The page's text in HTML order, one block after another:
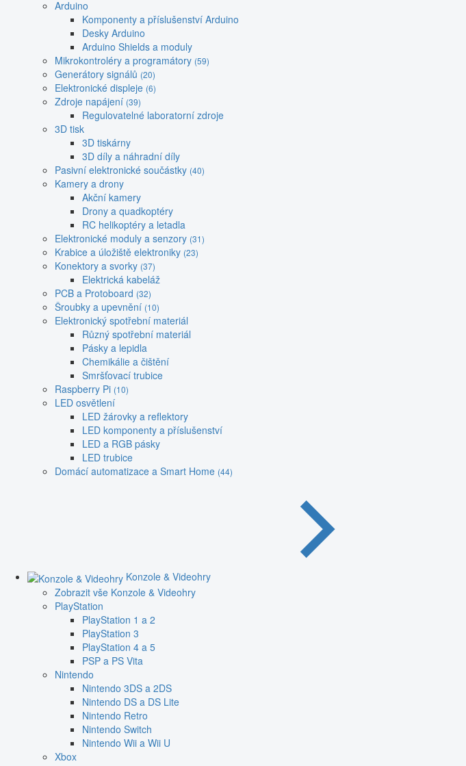
Arduino
Komponenty a příslušenství Arduino
Desky Arduino
Arduino Shields a moduly
Mikrokontroléry a programátory (59)
Generátory signálů (20)
Elektronické displeje (6)
Zdroje napájení (39)
Regulovatelné laboratorní zdroje
3D tisk
3D tiskárny
3D díly a náhradní díly
Pasivní elektronické součástky (40)
Kamery a drony
Akční kamery
Drony a quadkoptéry
RC helikoptéry a letadla
Elektronické moduly a senzory (31)
Krabice a úložiště elektroniky (23)
Konektory a svorky (37)
Elektrická kabeláž
PCB a Protoboard (32)
Šroubky a upevnění (10)
Elektronický spotřební materiál
Různý spotřební materiál
Pásky a lepidla
Chemikálie a čištění
Smršťovací trubice
Raspberry Pi (10)
LED osvětlení
LED žárovky a reflektory
LED komponenty a příslušenství
LED a RGB pásky
LED trubice
Domácí automatizace a Smart Home (44)
Konzole & Videohry
Zobrazit vše Konzole & Videohry
PlayStation
PlayStation 1 a 2
PlayStation 3
PlayStation 4 a 5
PSP a PS Vita
Nintendo
Nintendo 3DS a 2DS
Nintendo DS a DS Lite
Nintendo Retro
Nintendo Switch
Nintendo Wii a Wii U
Xbox